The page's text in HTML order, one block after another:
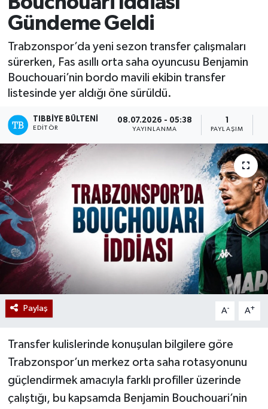
Gündeme Geldi
Trabzonspor’da yeni sezon transfer çalışmaları
sürerken, Fas asıllı orta saha oyuncusu Benjamin
Bouchouari’nin bordo mavili ekibin transfer
listesinde yer aldığı öne sürüldü.
TIBBIYE BÜLTENI
EDITÖR
08.07.2026 - 05:38
YAYINLANMA PAYLAŞIM
Paylaş A- A+
Transfer kulislerinde konuşulan bilgilere göre
Trabzonspor’un merkez orta saha rotasyonunu
güçlendirmek amacıyla farklı profiller üzerinde
çalıştığı, bu kapsamda Benjamin Bouchouari’nin
Mevzuat